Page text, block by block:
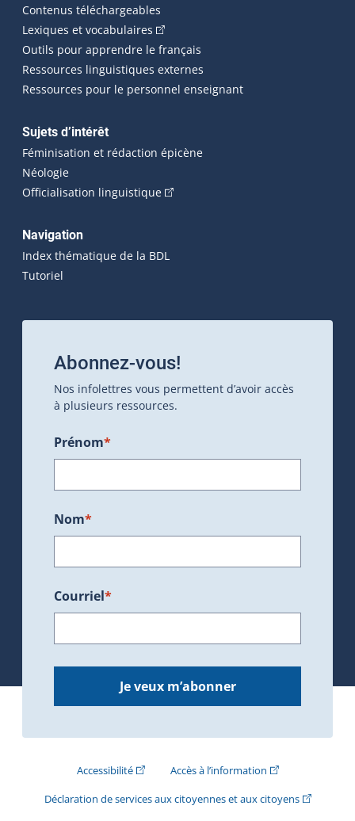
Contenus téléchargeables
Lexiques et vocabulaires (Cet hyperlien externe s'ouvrira
Outils pour apprendre le français
Ressources linguistiques externes
Ressources pour le personnel enseignant
Sujets d’intérêt
Féminisation et rédaction épicène
Néologie
Officialisation linguistique(Cet hyperlien externe s'ouvrira
Navigation
Index thématique de la BDL
Tutoriel
Abonnez-vous!
Nos infolettres vous permettent d’avoir accès
à plusieurs ressources.
Prénom*
Nom*
Courriel*
Je veux m’abonner
Accessibilité(Cet hyperlien externe s'ouvrira dans une
Accès à l’information(Cet hyperlien
Déclaration de services aux citoyennes et aux citoyens(Cet